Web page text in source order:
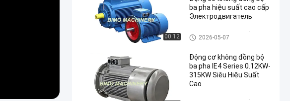
00:12
ba pha hiệu suất cao cấp
Электродвигатель
Động cơ điện xoay chiều
2026-05-07
Động cơ không đồng bộ
ba pha IE4 Series 0.12KW-
315KW Siêu Hiệu Suất
Cao